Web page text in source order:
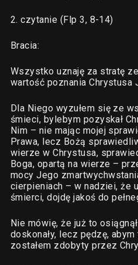
2. czytanie (Flp 3, 8-14)
Bracia:
Wszystko uznaję za stratę
wartość poznania Chrystusa
Dla Niego wyzułem się ze
śmieci, bylebym pozyskał
Nim – nie mając mojej
Prawa, lecz Bożą
wierze w Chrystusa,
Boga, opartą na wierze –
mocy Jego
cierpieniach – w nadziei, że
śmierci, dojdę jakoś do
Nie mówię, że już to
doskonały, lecz pędzę,
zostałem zdobyty przez